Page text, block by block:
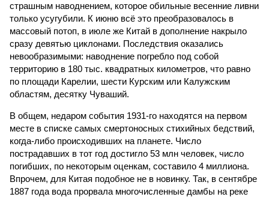
страшным наводнением, которое обильные весенние ливни
только усугубили. К июню всё это преобразовалось в
массовый потоп, в июле же Китай в дополнение накрыло
сразу девятью циклонами. Последствия оказались
невообразимыми: наводнение погребло под собой
территорию в 180 тыс. квадратных километров, что равно
по площади Карелии, шести Курским или Калужским
областям, десятку Чуваший.
В общем, недаром события 1931-го находятся на первом
месте в списке самых смертоносных стихийных бедствий,
когда-либо происходивших на планете. Число
пострадавших в тот год достигло 53 млн человек, число
погибших, по некоторым оценкам, составило 4 миллиона.
Впрочем, для Китая подобное не в новинку. Так, в сентябре
1887 года вода прорвала многочисленные дамбы на реке